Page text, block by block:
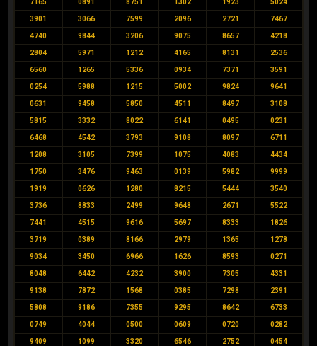
7165 0891 8751 1302 1923 5024
3901 3066 7599 2096 2721 7467
4740 9844 3206 9075 8657 4218
2804 5971 1212 4165 8131 2536
6560 1265 5336 0934 7371 3591
0254 5988 1215 5002 9824 9641
0631 9458 5850 4511 8497 3108
5815 3332 8022 6141 0495 0231
6468 4542 3793 9108 8097 6711
1208 3105 7399 1075 4083 4434
1750 3476 9463 0139 5982 9999
1919 0626 1280 8215 5444 3540
3736 8833 2499 9648 2671 5522
7441 4515 9616 5697 8333 1826
3719 0389 8166 2979 1365 1278
9034 3450 6966 1626 8593 0271
8048 6442 4232 3900 7305 4331
9138 7872 1568 0385 7298 2391
5808 9186 7355 9295 8642 6733
0749 4044 0500 0609 0720 0282
9409 1099 3320 6546 2752 0454